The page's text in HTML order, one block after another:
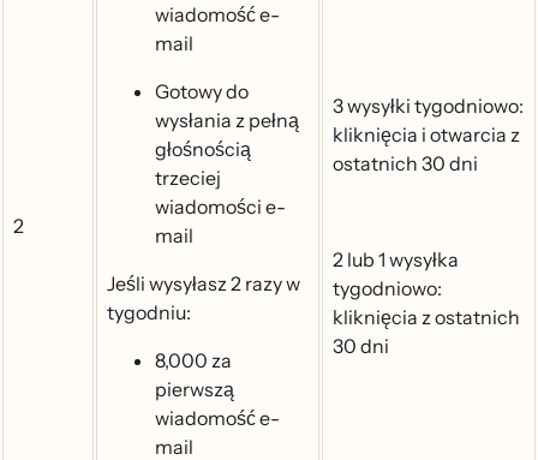
2
wiadomość e-
mail
Gotowy do
wysłania z pełną
głośnością
trzeciej
wiadomości e-
mail
Jeśli wysyłasz 2 razy w
tygodniu:
8,000 za
pierwszą
wiadomość e-
mail
3 wysyłki tygodniowo:
kliknięcia i otwarcia z
ostatnich 30 dni
2 lub 1 wysyłka
tygodniowo:
kliknięcia z ostatnich
30 dni